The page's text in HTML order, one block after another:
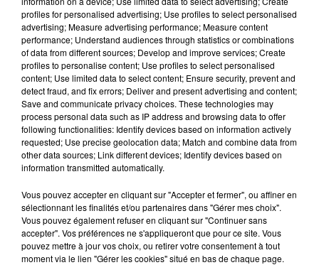
Les fortes marées sont également susceptibles
de provoquer de faibles débordements sur la
confluence Garonne-Dordogne. Les Girondins qui
circulent ou habitent dans le secteur sont invités à
rester vigilants. Le département est placé en
vigilance jaune inondation ce lundi par Météo
France.
�a�️Maintien de la vigilance JAUNE pour le
risque#inondationsur la confluence Garonne-
Dordogne. Fortes marées susceptibles de
provoquer de faibles débordements sur le
profiles for personalised advertising; Use profiles to select personalised
advertising; Measure advertising performance; Measure content
performance; Understand audiences through statistics or combinations
of data from different sources; Develop and improve services; Create
profiles to personalise content; Use profiles to select personalised
content; Use limited data to select content; Ensure security, prevent and
detect fraud, and fix errors; Deliver and present advertising and content;
Save and communicate privacy choices. These technologies may
process personal data such as IP address and browsing data to offer
following functionalities: Identify devices based on information actively
requested; Use precise geolocation data; Match and combine data from
other data sources; Link different devices; Identify devices based on
information transmitted automatically.
Vous pouvez accepter en cliquant sur "Accepter et fermer", ou affiner en
sélectionnant les finalités et/ou partenaires dans "Gérer mes choix".
Vous pouvez également refuser en cliquant sur "Continuer sans
accepter". Vos préférences ne s'appliqueront que pour ce site. Vous
pouvez mettre à jour vos choix, ou retirer votre consentement à tout
moment via le lien "Gérer les cookies" situé en bas de chaque page.